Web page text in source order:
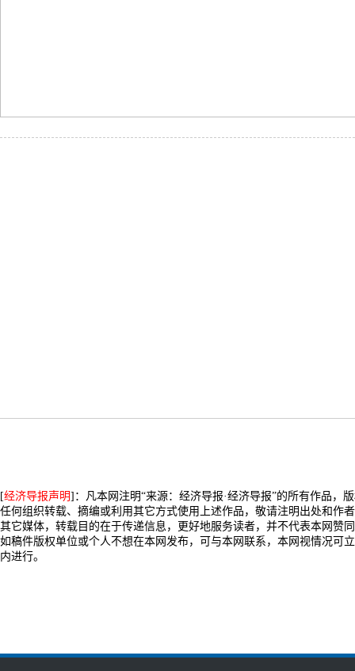
[经济导报声明]：凡本网注明“来源：经济导报·经济导报”的所有作品，
任何组织转载、摘编或利用其它方式使用上述作品，敬请注明出处和作
其它媒体，转载目的在于传递信息，更好地服务读者，并不代表本网赞
如稿件版权单位或个人不想在本网发布，可与本网联系，本网视情况可
内进行。